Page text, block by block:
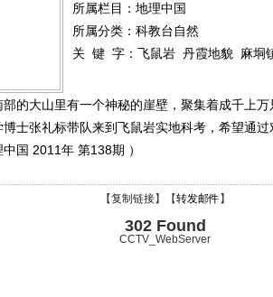
所属栏目： 地理中国
所属分类：科教台自然
关 键 字： 飞鼠岩 丹霞地貌 麻垌
的大山里有一个神秘的崖壁，聚集着成千上
士张礼标带队来到飞鼠岩实地科考，希望通
国 2011年 第138期 ）
【复制链接】【转发邮件 】
302 Found
CCTV_WebServer